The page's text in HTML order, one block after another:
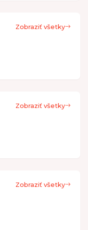
Zobraziť všetky
Zobraziť všetky
Zobraziť všetky